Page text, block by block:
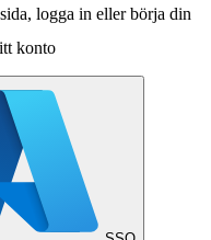
logga in eller börja din
konto